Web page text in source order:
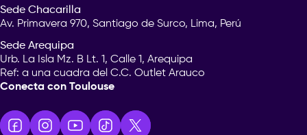
Sede Chacarilla
Av. Primavera 970, Santiago de Surco, Lima, Perú
Sede Arequipa
Urb. La Isla Mz. B Lt. 1, Calle 1, Arequipa
Ref: a una cuadra del C.C. Outlet Arauco
Conecta con Toulouse